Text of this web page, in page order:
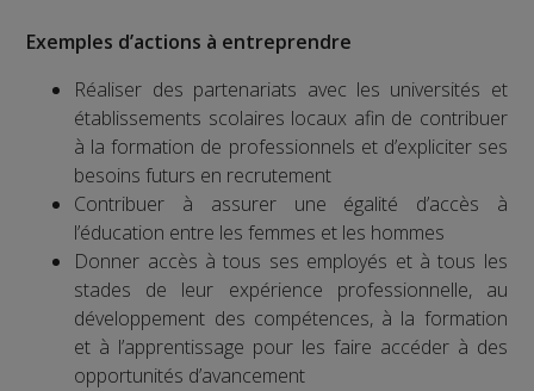
Exemples d’actions à entreprendre
Réaliser des partenariats avec les universités et
établissements scolaires locaux afin de contribuer
à la formation de professionnels et d’expliciter ses
besoins futurs en recrutement
Contribuer à assurer une égalité d’accès à
l’éducation entre les femmes et les hommes
Donner accès à tous ses employés et à tous les
stades de leur expérience professionnelle, au
développement des compétences, à la formation
et à l’apprentissage pour les faire accéder à des
opportunités d’avancement